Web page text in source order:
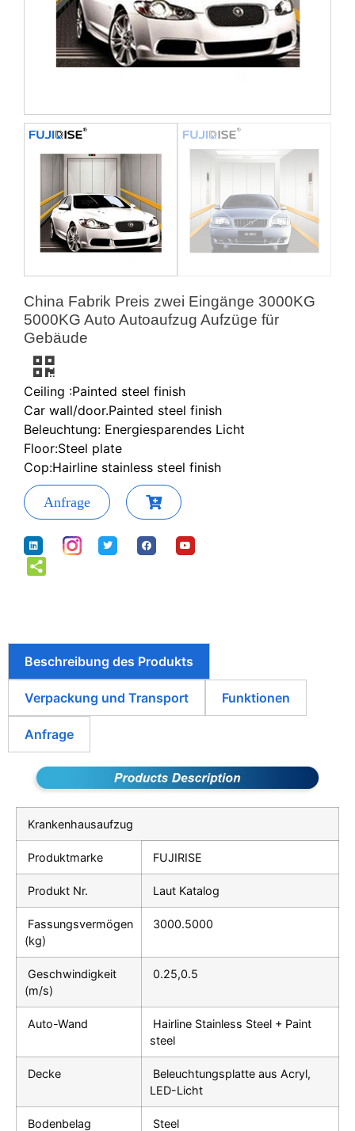
China Fabrik Preis zwei Eingänge 3000KG
5000KG Auto Autoaufzug Aufzüge für
Gebäude
Ceiling :Painted steel finish
Car wall/door.Painted steel finish
Beleuchtung: Energiesparendes Licht
Floor:Steel plate
Cop:Hairline stainless steel finish
Anfrage
Beschreibung des Produkts
Verpackung und Transport Funktionen
Anfrage
Krankenhausaufzug
Produktmarke FUJIRISE
Produkt Nr. Laut Katalog
Fassungsvermögen
(kg)
3000.5000
Geschwindigkeit
(m/s)
0.25,0.5
Auto-Wand
Hairline Stainless Steel + Paint
steel
Decke
Beleuchtungsplatte aus Acryl,
LED-Licht
Bodenbelag Steel